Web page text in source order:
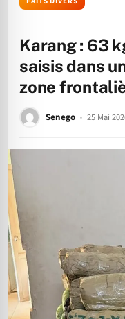
Karang : 63
saisis dans
zone
Senego 25 Mai